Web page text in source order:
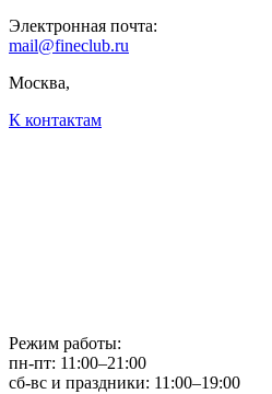
Электронная почта:
mail@fineclub.ru
Москва,
К контактам
Режим работы:
пн-пт: 11:00–21:00
сб-вс и праздники: 11:00–19:00